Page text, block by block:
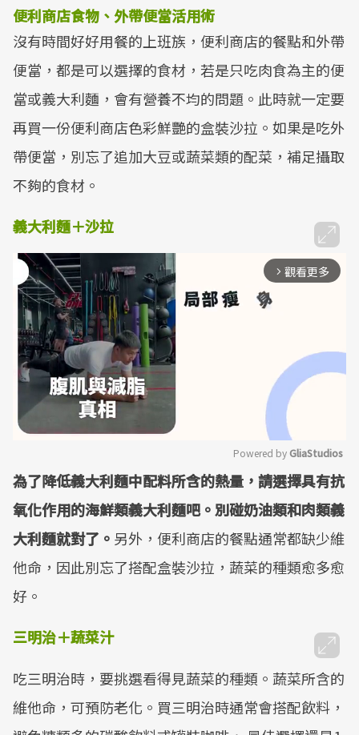
便利商店食物、外帶便當活用術
沒有時間好好用餐的上班族，便利商店的餐點和外帶
便當，都是可以選擇的食材，若是只吃肉食為主的便
當或義大利麵，會有營養不均的問題。此時就一定要
再買一份便利商店色彩鮮艷的盒裝沙拉。如果是吃外
帶便當，別忘了追加大豆或蔬菜類的配菜，補足攝取
不夠的食材。
義大利麵＋沙拉
arrow_forward_ios 觀看更多
Mute
Powered by GliaStudios
為了降低義大利麵中配料所含的熱量，請選擇具有抗
氧化作用的海鮮類義大利麵吧。別碰奶油類和肉類義
大利麵就對了。 另外，便利商店的餐點通常都缺少維
他命，因此別忘了搭配盒裝沙拉，蔬菜的種類愈多愈
好。
三明治＋蔬菜汁
吃三明治時，要挑選看得見蔬菜的種類。蔬菜所含的
維他命，可預防老化。買三明治時通常會搭配飲料，